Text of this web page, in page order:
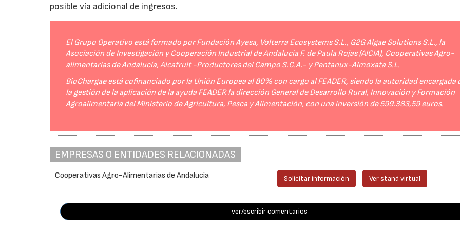
posible vía adicional de ingresos.
El Grupo Operativo está formado por Fundación Ayesa, Volterra Ecosystems S.L., G2G Algae Solutions S.L., la
Asociación de Investigación y Cooperación Industrial de Andalucía F. de Paula Rojas (AICIA), Cooperativas Agro-
alimentarias de Andalucía, Alcafruit -Productores del Campo S.C.A.- y Pentanux-Almoxata S.L.
BioChargae está cofinanciado por la Unión Europea al 80% con cargo al FEADER, siendo la autoridad encargada
la gestión de la aplicación de la ayuda FEADER la dirección General de Desarrollo Rural, Innovación y Formación
Agroalimentaria del Ministerio de Agricultura, Pesca y Alimentación, con una inversión de 599.383,59 euros.
EMPRESAS O ENTIDADES RELACIONADAS
Cooperativas Agro-Alimentarias de Andalucía Solicitar información Ver stand virtual
ver/escribir comentarios